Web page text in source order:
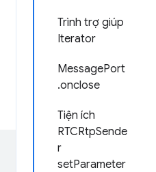
Trình trợ giúp
Iterator
MessagePort
.onclose
Tiện ích
RTCRtpSende
r
setParameter